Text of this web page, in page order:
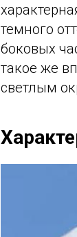
темного
боковых
такое же
светлым